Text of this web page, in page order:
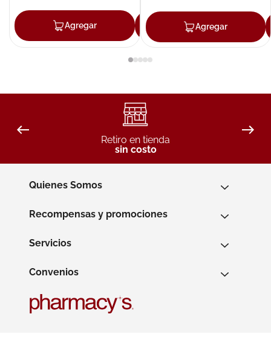
Agregar Agregar
Agregar
Retiro en tienda
sin costo
Quienes Somos
Recompensas y promociones
Servicios
Convenios